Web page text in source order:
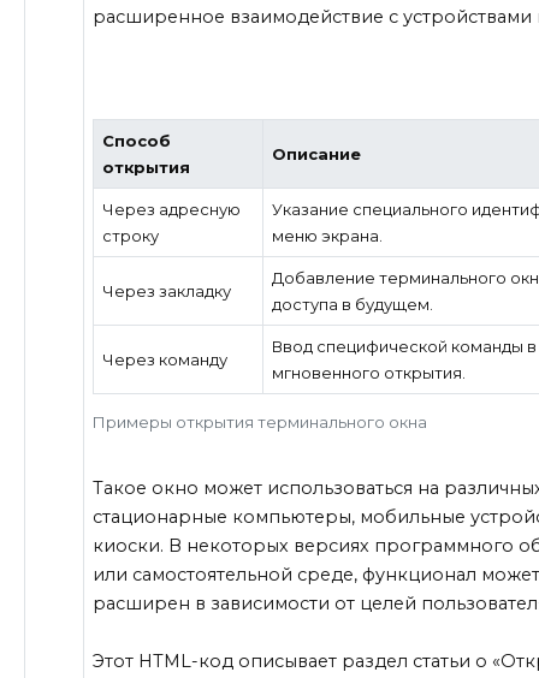
расширенное взаимодействие с устройствами
Примеры открытия терминального окна
Способ
открытия
Описание
Через адресную
строку
Указание специального
меню экрана.
Через закладку
Добавление терминального
доступа в будущем.
Через команду
Ввод специфической команды
мгновенного открытия.
Такое окно может использоваться на
стационарные компьютеры, мобильные
киоски. В некоторых версиях программного
или самостоятельной среде, функционал
расширен в зависимости от целей
Этот HTML-код описывает раздел статьи о